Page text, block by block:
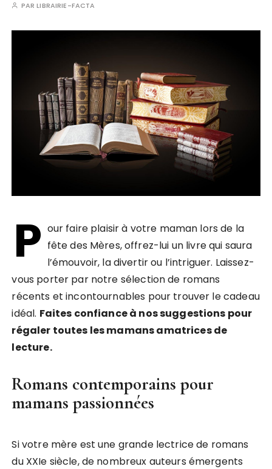
PARLIBRAIRIE-FACTA
P our faire plaisir à votre maman lors de la
fête des Mères, offrez-lui un livre qui saura
l’émouvoir, la divertir ou l’intriguer. Laissez-
vous porter par notre sélection de romans
récents et incontournables pour trouver le cadeau
idéal. Faites confiance à nos suggestions pour
régaler toutes les mamans amatrices de
lecture.
Romans contemporains pour
mamans passionnées
Si votre mère est une grande lectrice de romans
du XXIe siècle, de nombreux auteurs émergents